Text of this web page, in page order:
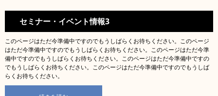
セミナー・イベント情報3
このページはただ今準備中ですのでもうしばらくお待ちください。このページ
はただ今準備中ですのでもうしばらくお待ちください。このページはただ今準
備中ですのでもうしばらくお待ちください。このページはただ今準備中ですの
でもうしばらくお待ちください。このページはただ今準備中ですのでもうしば
らくお待ちください。